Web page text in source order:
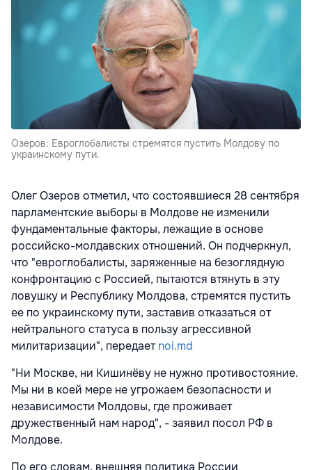
Озеров: Евроглобалисты стремятся пустить Молдову по
украинскому пути.
Олег Озеров отметил, что состоявшиеся 28 сентября
парламентские выборы в Молдове не изменили
фундаментальные факторы, лежащие в основе
российско-молдавских отношений. Он подчеркнул,
что "евроглобалисты, заряженные на безоглядную
конфронтацию с Россией, пытаются втянуть в эту
ловушку и Республику Молдова, стремятся пустить
ее по украинскому пути, заставив отказаться от
нейтрального статуса в пользу агрессивной
милитаризации", передаетnoi.md
"Ни Москве, ни Кишинёву не нужно противостояние.
Мы ни в коей мере не угрожаем безопасности и
независимости Молдовы, где проживает
дружественный нам народ", - заявил посол РФ в
Молдове.
По его словам, внешняя политика России